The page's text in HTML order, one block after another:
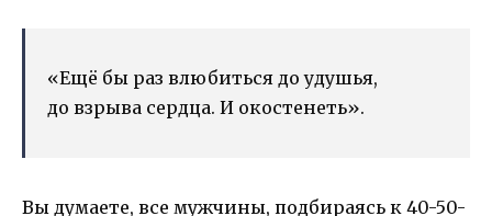
«Ещё бы раз влюбиться до удушья,
до взрыва сердца. И окостенеть».
Вы думаете, все мужчины, подбираясь к 40-50-